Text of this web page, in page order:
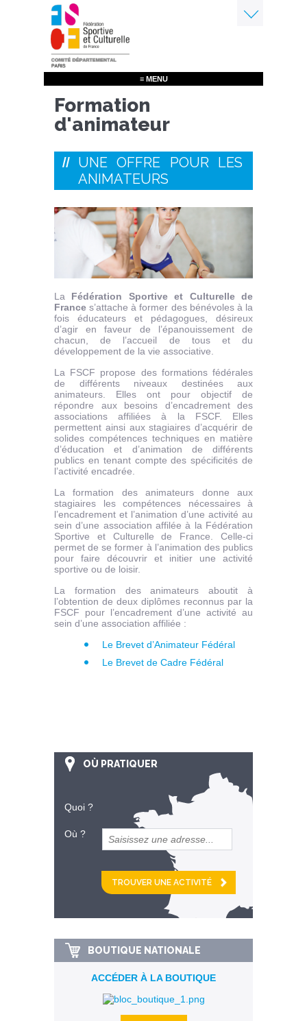
Aller
au
contenu
principal
≡ MENU
Formation
d'animateur
UNE OFFRE POUR LES
ANIMATEURS
La Fédération Sportive et Culturelle de
Frances’attache à former des bénévoles à la
fois éducateurs et pédagogues, désireux
d’agir en faveur de l’épanouissement de
chacun, de l’accueil de tous et du
développement de la vie associative.
La FSCF propose des formations fédérales
de différents niveaux destinées aux
animateurs. Elles ont pour objectif de
répondre aux besoins d’encadrement des
associations affiliées à la FSCF. Elles
permettent ainsi aux stagiaires d’acquérir de
solides compétences techniques en matière
d’éducation et d’animation de différents
publics en tenant compte des spécificités de
l’activité encadrée.
La formation des animateurs donne aux
stagiaires les compétences nécessaires à
l’encadrement et l’animation d’une activité au
sein d’une association affilée à la Fédération
Sportive et Culturelle de France. Celle-ci
permet de se former à l’animation des publics
pour faire découvrir et initier une activité
sportive ou de loisir.
La formation des animateurs aboutit à
l’obtention de deux diplômes reconnus par la
FSCF pour l’encadrement d’une activité au
sein d’une association affiliée :
Le Brevet d’Animateur Fédéral
Le Brevet de Cadre Fédéral
OÙ PRATIQUER
Quoi ?
Où ?
et
km alentour
BOUTIQUE NATIONALE
ACCÉDER À LA BOUTIQUE